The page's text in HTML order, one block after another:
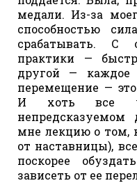
медали. Из-за
способностью
срабатывать. С
практики —
другой — каждое
перемещение —
И хоть все
мне лекцию о том,
от наставницы),
поскорее
зависеть от ее